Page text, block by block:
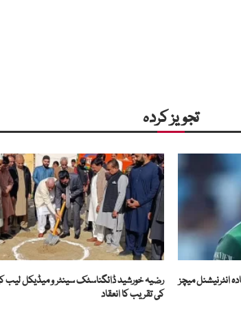
تجویز کردہ
انٹرنیشنل میچز
رضیہ خورشید ڈائگناسٹک سینٹر و میڈیکل لیب
کی تقریب کا انعقاد